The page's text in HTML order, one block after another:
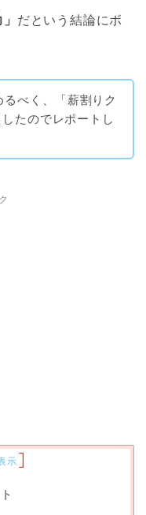
だという結論にボ
るべく、「薪割りク
たのでレポートし
示 ]